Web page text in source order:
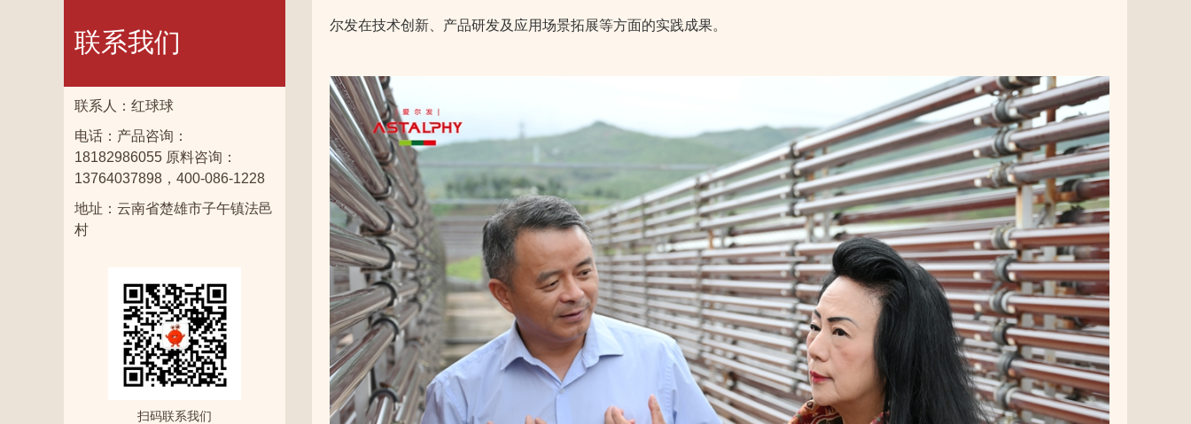
联系我们
联系人：红球球
电话：产品咨询：
18182986055 原料咨询：
13764037898，400-086-1228
地址：云南省楚雄市子午镇法邑
村
扫码联系我们
尔发在技术创新、产品研发及应用场景拓展等方面的实践成果。